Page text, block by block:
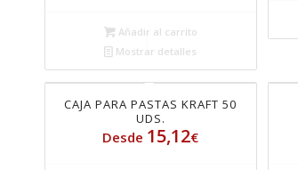
Añadir al carrito
Mostrar detalles
CAJA PARA PASTAS KRAFT 50
UDS.
Desde 15,12€